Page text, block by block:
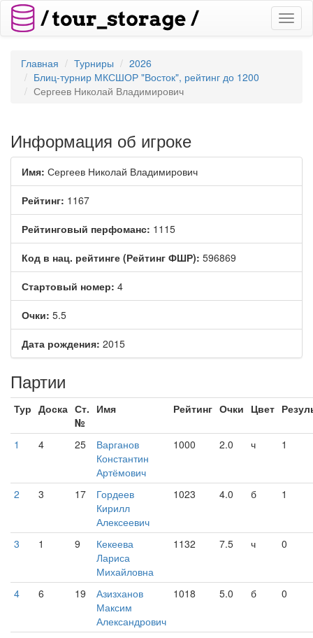
Главная Турниры
2026
Блиц-турнир МКСШОР "Восток", рейтинг до 1200
Сергеев Николай Владимирович
Информация об игроке
Имя: Сергеев Николай Владимирович
Рейтинг: 1167
Рейтинговый перфоманс: 1115
Код в нац. рейтинге (Рейтинг ФШР): 596869
Стартовый номер: 4
Очки: 5.5
Дата рождения: 2015
Партии
Тур Доска Ст.
№
Имя Рейтинг Очки Цвет
1 4 25
Варганов
Константин
Артёмович
1000 2.0 ч 1
2 3 17
Гордеев
Кирилл
Алексеевич
1023 4.0 б 1
3 1 9
Кекеева
Лариса
Михайловна
1132 7.5 ч 0
4 6 19
Азизханов
Максим
Александрович
1018 5.0 б 0